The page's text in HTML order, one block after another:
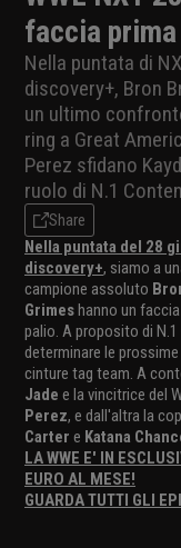
faccia prima
Nella puntata di
discovery+, Bron
un ultimo
ring a Great
Perez sfidano
ruolo di N.1
Share
Nella puntata del 28
discovery+, siamo a
campione assoluto
Grimes hanno un
palio. A proposito di
determinare le prossime
cinture tag team. A
Jade e la vincitrice del
Perez, e dall'altra la
Carter e Katana
LA WWE E' IN
EURO AL MESE!
GUARDA TUTTI GLI